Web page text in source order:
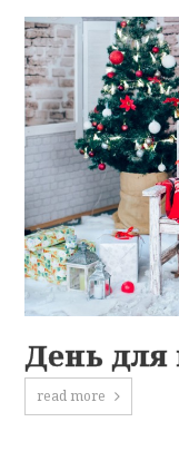
День для
read more